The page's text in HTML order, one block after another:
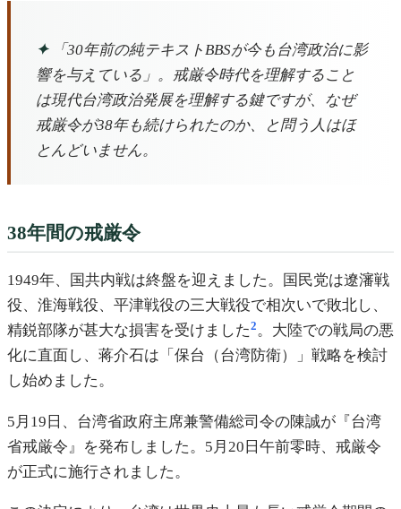
✦「30年前の純テキストBBSが今も台湾政治に影
響を与えている」。戒厳令時代を理解すること
は現代台湾政治発展を理解する鍵ですが、なぜ
戒厳令が38年も続けられたのか、と問う人はほ
とんどいません。
38年間の戒厳令
1949年、国共内戦は終盤を迎えました。国民党は遼瀋戦
役、淮海戦役、平津戦役の三大戦役で相次いで敗北し、
精鋭部隊が甚大な損害を受けました2。大陸での戦局の悪
化に直面し、蒋介石は「保台（台湾防衛）」戦略を検討
し始めました。
5月19日、台湾省政府主席兼警備総司令の陳誠が『台湾
省戒厳令』を発布しました。5月20日午前零時、戒厳令
が正式に施行されました。